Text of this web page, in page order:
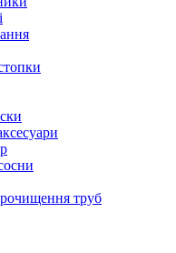
труб